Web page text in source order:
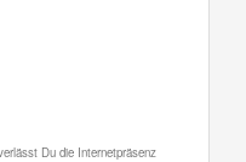
Du die Internetpräsenz